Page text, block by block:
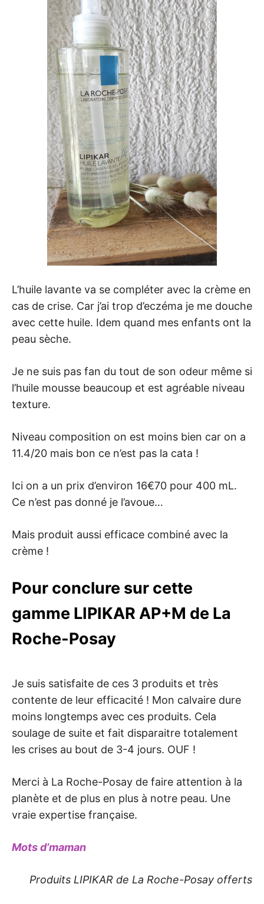
L’huile lavante va se compléter avec la crème en
cas de crise. Car j’ai trop d’eczéma je me douche
avec cette huile. Idem quand mes enfants ont la
peau sèche.
Je ne suis pas fan du tout de son odeur même si
l’huile mousse beaucoup et est agréable niveau
texture.
Niveau composition on est moins bien car on a
11.4/20 mais bon ce n’est pas la cata !
Ici on a un prix d’environ 16€70 pour 400 mL.
Ce n’est pas donné je l’avoue…
Mais produit aussi efficace combiné avec la
crème !
Pour conclure sur cette
gamme LIPIKAR AP+M de La
Roche-Posay
Je suis satisfaite de ces 3 produits et très
contente de leur efficacité ! Mon calvaire dure
moins longtemps avec ces produits. Cela
soulage de suite et fait disparaitre totalement
les crises au bout de 3-4 jours. OUF !
Merci à La Roche-Posay de faire attention à la
planète et de plus en plus à notre peau. Une
vraie expertise française.
Mots d’maman
Produits LIPIKAR de La Roche-Posay offerts